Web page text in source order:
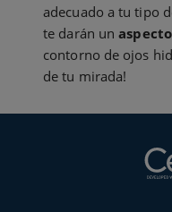
adecuado a tu tipo
te darán un
contorno de ojos
de tu mirada!